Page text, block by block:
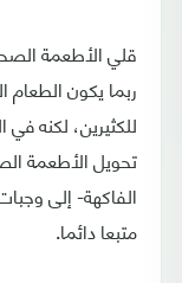
قلي الأطعمة
ربما يكون
للكثيرين، لكنه
تحويل الأطعمة
الفاكهة- إلى
متبعا دائما.